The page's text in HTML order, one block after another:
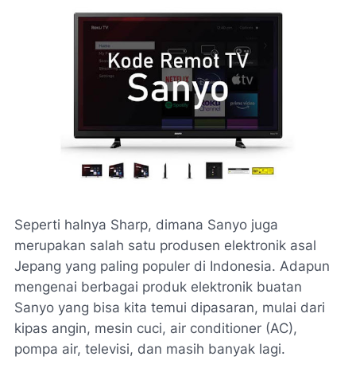
Seperti halnya Sharp, dimana Sanyo juga
merupakan salah satu produsen elektronik asal
Jepang yang paling populer di Indonesia. Adapun
mengenai berbagai produk elektronik buatan
Sanyo yang bisa kita temui dipasaran, mulai dari
kipas angin, mesin cuci, air conditioner (AC),
pompa air, televisi, dan masih banyak lagi.